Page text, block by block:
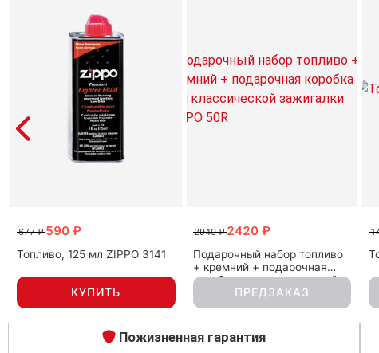
Примечание о солнцезащитных очках ZIPPO OB33-01
Цвет оправы и линз может незначительно отличаться от
изображении из-за особенностей освещения и настроек
677 ₽590 ₽
Топливо, 125 мл ZIPPO 3141
КУПИТЬ
2940 ₽2420 ₽
Подарочный набор топливо
+ кремний + подарочная
коробка для классической
зажигалки ZIPPO 50R
ПРЕДЗАКАЗ
Пожизненная гарантия